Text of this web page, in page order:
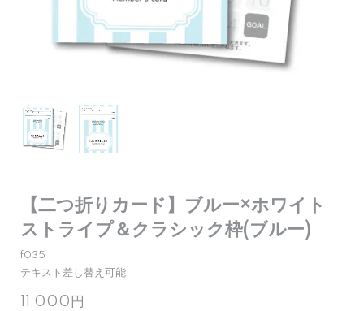
【二つ折りカード】ブルー×ホワイト
ストライプ＆クラシック枠(ブルー)
f035
テキスト差し替え可能!
11,000円